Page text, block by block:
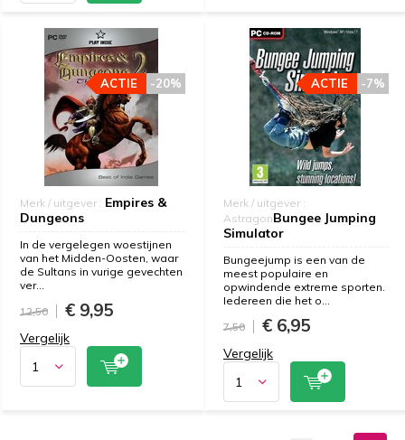
Merk / uitgever : Empires &
Dungeons
-20%
ACTIE
In de vergelegen woestijnen
van het Midden-Oosten, waar
de Sultans in vurige gevechten
ver...
12,50
€ 9,95
Vergelijk
Merk / uitgever :
AstragonBungee Jumping
Simulator
-7%
ACTIE
Bungeejump is een van de
meest populaire en
opwindende extreme sporten.
Iedereen die het o...
7,50
€ 6,95
Vergelijk